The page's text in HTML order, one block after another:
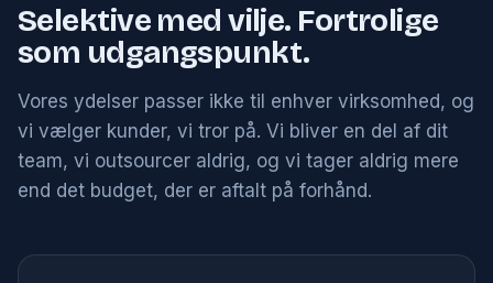
Selektive med vilje. Fortrolige
som udgangspunkt.
Vores ydelser passer ikke til enhver virksomhed, og
vi vælger kunder, vi tror på. Vi bliver en del af dit
team, vi outsourcer aldrig, og vi tager aldrig mere
end det budget, der er aftalt på forhånd.